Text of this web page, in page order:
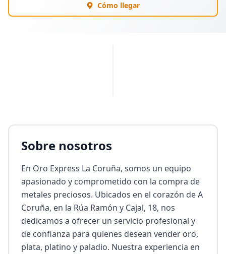
Cómo llegar
Sobre nosotros
En Oro Express La Coruña, somos un equipo
apasionado y comprometido con la compra de
metales preciosos. Ubicados en el corazón de A
Coruña, en la Rúa Ramón y Cajal, 18, nos
dedicamos a ofrecer un servicio profesional y
de confianza para quienes desean vender oro,
plata, platino y paladio. Nuestra experiencia en